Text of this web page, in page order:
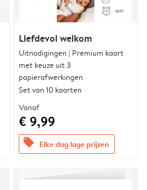
Liefdevol welkom
Uitnodigingen | Premium kaart
met keuze uit 3
papierafwerkingen
Set van 10 kaarten
Vanaf
€ 9,99
offers Elke dag lage prijzen